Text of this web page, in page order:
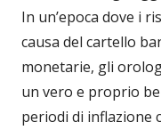
In un’epoca dove i
causa del cartello
monetarie, gli
un vero e proprio
periodi di inflazione